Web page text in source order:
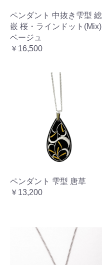
ペンダント 中抜き雫型 総
嵌 桜・ラインドット(Mix)
ベージュ
￥16,500
ペンダント 雫型 唐草
￥13,200